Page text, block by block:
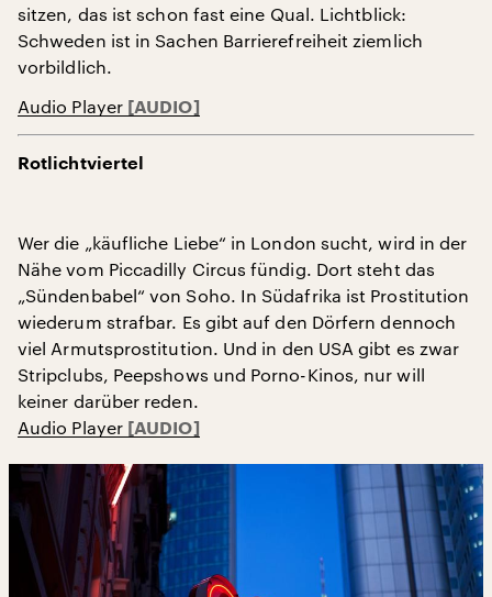
sitzen, das ist schon fast eine Qual. Lichtblick:
Schweden ist in Sachen Barrierefreiheit ziemlich
vorbildlich.
Audio Player
Rotlichtviertel
Wer die „käufliche Liebe“ in London sucht, wird in der
Nähe vom Piccadilly Circus fündig. Dort steht das
„Sündenbabel“ von Soho. In Südafrika ist Prostitution
wiederum strafbar. Es gibt auf den Dörfern dennoch
viel Armutsprostitution. Und in den USA gibt es zwar
Stripclubs, Peepshows und Porno-Kinos, nur will
keiner darüber reden.
Audio Player